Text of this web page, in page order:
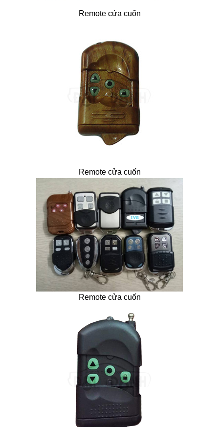
Remote cửa cuốn
Remote cửa cuốn
Remote cửa cuốn